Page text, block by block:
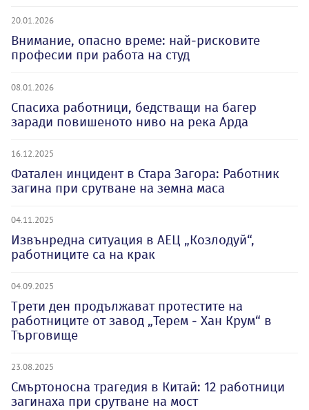
20.01.2026
Внимание, опасно време: най-рисковите
професии при работа на студ
08.01.2026
Спасиха работници, бедстващи на багер
заради повишеното ниво на река Арда
16.12.2025
Фатален инцидент в Стара Загора: Работник
загина при срутване на земна маса
04.11.2025
Извънредна ситуация в АЕЦ „Козлодуй“,
работниците са на крак
04.09.2025
Трети ден продължават протестите на
работниците от завод „Терем - Хан Крум“ в
Търговище
23.08.2025
Смъртоносна трагедия в Китай: 12 работници
загинаха при срутване на мост